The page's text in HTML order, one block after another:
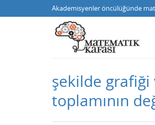
Akademisyenler öncülüğünde
şekilde grafiği
toplamının